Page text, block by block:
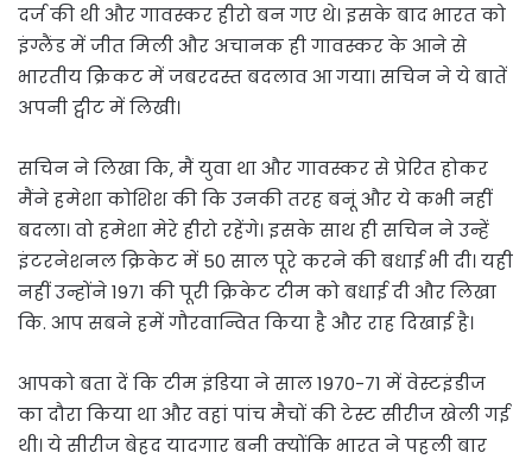
दर्ज की थी और गावस्कर हीरो बन गए थे। इसके बाद भारत को
इंग्लैंड में जीत मिली और अचानक ही गावस्कर के आने से
भारतीय क्रिेकट में जबरदस्त बदलाव आ गया। सचिन ने ये बातें
अपनी ट्वीट में लिखी।
सचिन ने लिखा कि, मैं युवा था और गावस्कर से प्रेरित होकर
मैंने हमेशा कोशिश की कि उनकी तरह बनूं और ये कभी नहीं
बदला। वो हमेशा मेरे हीरो रहेंगे। इसके साथ ही सचिन ने उन्हें
इंटरनेशनल क्रिकेट में 50 साल पूरे करने की बधाई भी दी। यही
नहीं उन्होंने 1971 की पूरी क्रिकेट टीम को बधाई दी और लिखा
कि. आप सबने हमें गौरवान्वित किया है और राह दिखाई है।
आपको बता दें कि टीम इंडिया ने साल 1970-71 में वेस्टइंडीज
का दौरा किया था और वहां पांच मैचों की टेस्ट सीरीज खेली गई
थी। ये सीरीज बेहद यादगार बनी क्योंकि भारत ने पहली बार